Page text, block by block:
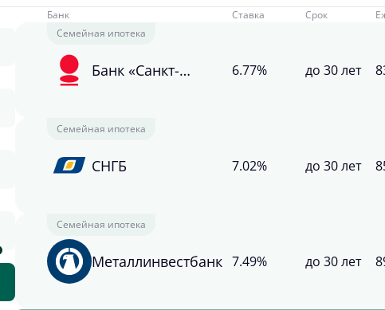
Банк Ставка Срок
Семейная ипотека
Банк «Санкт-
6.77% до 30 лет
Семейная ипотека
СНГБ 7.02% до 30 лет
Семейная ипотека
Металлинвестбанк 7.49% до 30 лет